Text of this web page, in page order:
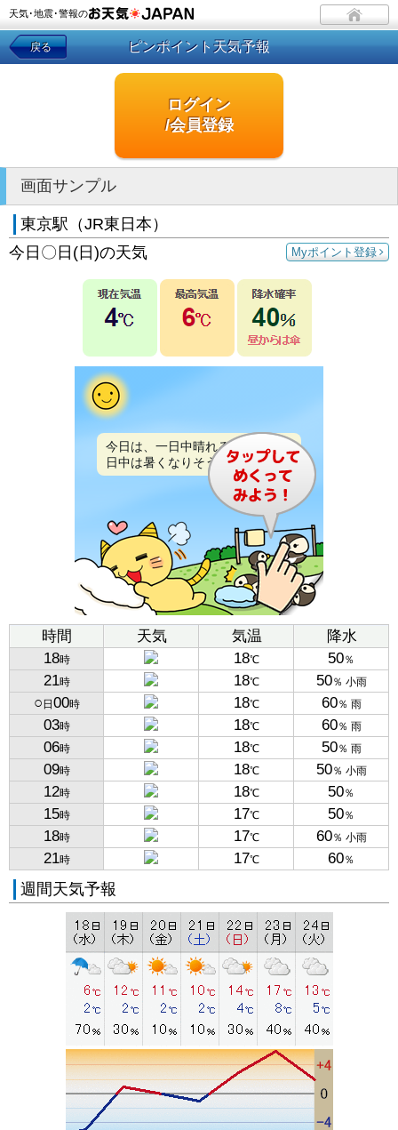
天気･地震･警報の
戻る ピンポイント天気予報
ログイン
/会員登録
画面サンプル
東京駅（JR東日本）
Myポイント登録
今日〇日(日)の天気
今日は、一日中晴れるでしょう。
日中は暑くなりそうです。
時間 天気 気温
降水
18時 18℃ 50％
21時 18℃ 50％ 小雨
○ 日 00時 18℃ 60％ 雨
03時 18℃ 60％ 雨
06時 18℃ 50％ 雨
09時 18℃ 50％ 小雨
12時 18℃ 50％
15時 17℃ 50％
18時 17℃ 60％ 小雨
21時 17℃ 60％
週間天気予報